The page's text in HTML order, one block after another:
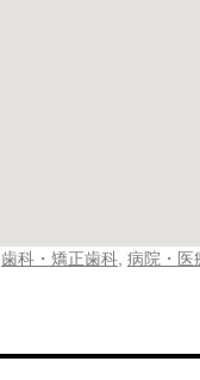
歯科・矯正歯科 病院・医